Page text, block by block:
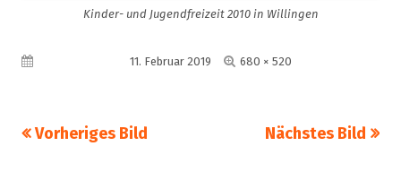
Kinder- und Jugendfreizeit 2010 in Willingen
Veröffentlicht am11. Februar 2019 Volle
680 × 520
Vorheriges Bild Nächstes Bild